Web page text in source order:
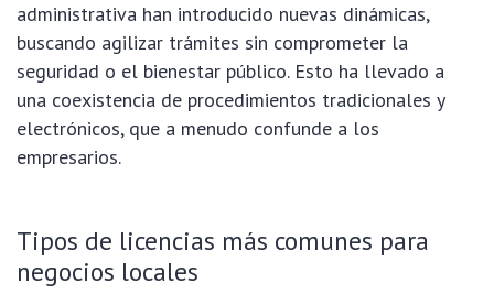
administrativa han introducido nuevas dinámicas,
buscando agilizar trámites sin comprometer la
seguridad o el bienestar público. Esto ha llevado a
una coexistencia de procedimientos tradicionales y
electrónicos, que a menudo confunde a los
empresarios.
Tipos de licencias más comunes para
negocios locales